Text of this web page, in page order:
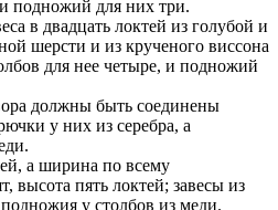
подножий для них три.
в двадцать локтей из голубой и
шерсти и из крученого виссона
для нее четыре, и подножий
должны быть соединены
у них из серебра, а
а ширина по всему
высота пять локтей; завесы из
у столбов из меди.